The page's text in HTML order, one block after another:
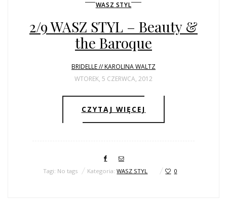
WASZ STYL
2/9 WASZ STYL – Beauty &
the Baroque
BRIDELLE // KAROLINA WALTZ
WTOREK, 5 CZERWCA, 2012
CZYTAJ WIĘCEJ
Tagi: No tags Kategoria:WASZ STYL 0